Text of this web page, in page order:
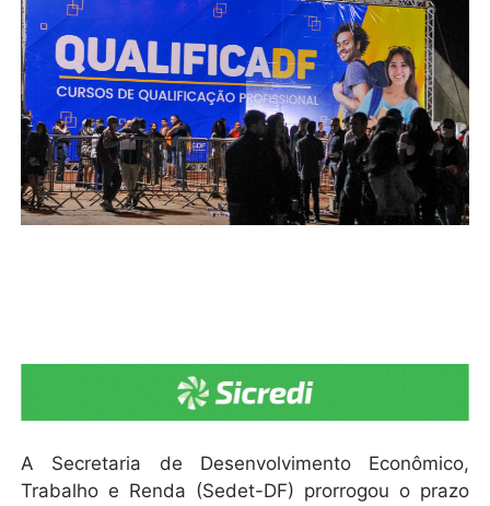
A Secretaria de Desenvolvimento Econômico,
Trabalho e Renda (Sedet-DF) prorrogou o prazo